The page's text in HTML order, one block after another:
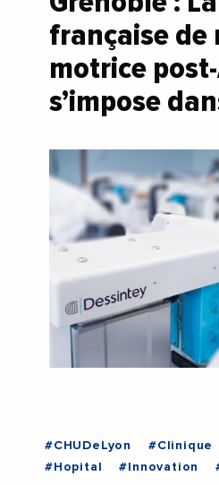
française de
motrice
s’impose
#CHUDeLyon #Clinique
#Hopital
#Innovation